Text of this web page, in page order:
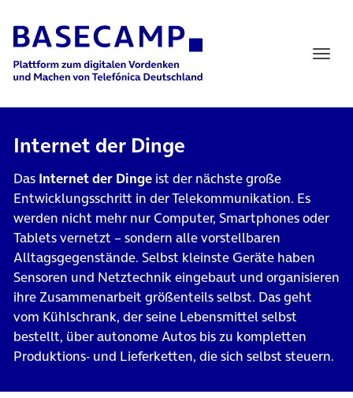
Main Navigation
Internet der Dinge
Das Internet der Dinge ist der nächste große
Entwicklungsschritt in der Telekommunikation. Es
werden nicht mehr nur Computer, Smartphones oder
Tablets vernetzt – sondern alle vorstellbaren
Alltagsgegenstände. Selbst kleinste Geräte haben
Sensoren und Netztechnik eingebaut und organisieren
ihre Zusammenarbeit größenteils selbst. Das geht
vom Kühlschrank, der seine Lebensmittel selbst
bestellt, über autonome Autos bis zu kompletten
Produktions- und Lieferketten, die sich selbst steuern.